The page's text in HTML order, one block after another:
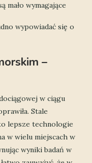
mało wymagające
wypowiadać się o
–
w ciągu
Stale
lepsze technologie
w wielu miejscach w
wyniki badań w